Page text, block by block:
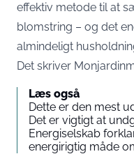
effektiv metode til at
blomstring – og det
almindeligt
Det skriver
Læs også
Dette er den mest
Det er vigtigt at
Energiselskab
energirigtig måde